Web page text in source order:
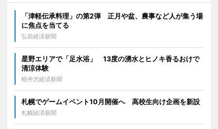
「津軽伝承料理」の第2弾 正月や盆、農事など人が集う場
に焦点を当てる
弘前経済新聞
星野エリアで「足水浴」 13度の湧水とヒノキ香るおけで
清涼体験
軽井沢経済新聞
札幌でゲームイベント10月開催へ 高校生向け企画を新設
札幌経済新聞